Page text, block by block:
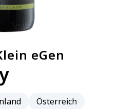
eGen
Österreich